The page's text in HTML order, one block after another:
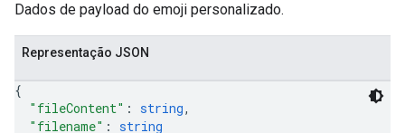
Dados de payload do emoji personalizado.
Representação JSON
{
"fileContent" : string,
"filename" : string